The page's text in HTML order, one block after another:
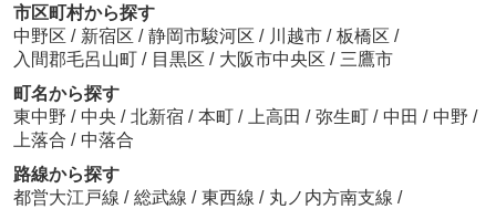
市区町村から探す
中野区 / 新宿区 / 静岡市駿河区 / 川越市 / 板橋区 /
入間郡毛呂山町 / 目黒区 / 大阪市中央区 / 三鷹市
町名から探す
東中野 / 中央 / 北新宿 / 本町 / 上高田 / 弥生町 / 中田 / 中野 /
上落合 / 中落合
路線から探す
都営大江戸線 / 総武線 / 東西線 / 丸ノ内方南支線 /